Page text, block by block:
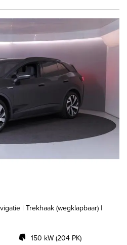
| Trekhaak (wegklapbaar) |
150 kW (204 PK)